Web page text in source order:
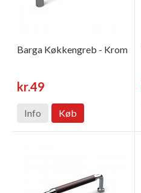
Barga Køkkengreb - Krom
kr.49
Info Køb